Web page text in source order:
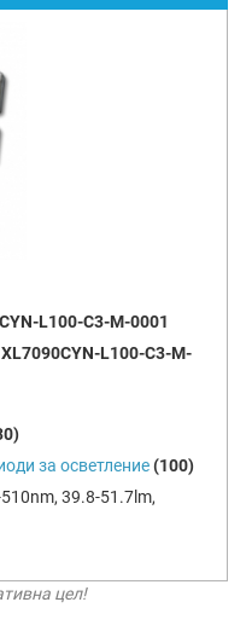
L100-C3-M-0001
XL7090CYN-L100-C3-M-
за осветление (100)
39.8-51.7lm,
цел!